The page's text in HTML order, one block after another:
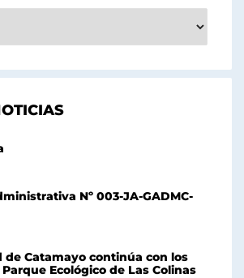
Nº 003-JA-GADMC-
de Catamayo continúa con los
Ecológico de Las Colinas